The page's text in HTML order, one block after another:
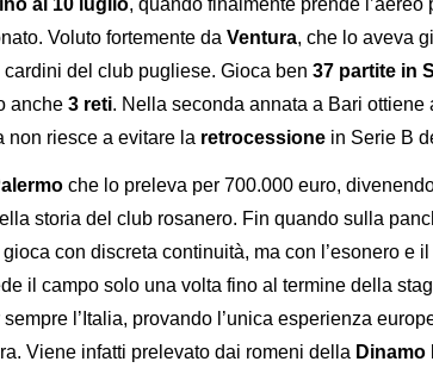
Voluto fortemente da Ventura, che lo aveva
del club pugliese. Gioca ben 37 partite in
anche 3 reti. Nella seconda annata a Bari ottiene
non riesce a evitare la retrocessione in Serie B
che lo preleva per 700.000 euro,
storia del club rosanero. Fin quando sulla
con discreta continuità, ma con l’esonero e
il campo solo una volta fino al termine della
sempre l’Italia, provando l’unica esperienza
Viene infatti prelevato dai romeni della Dinamo